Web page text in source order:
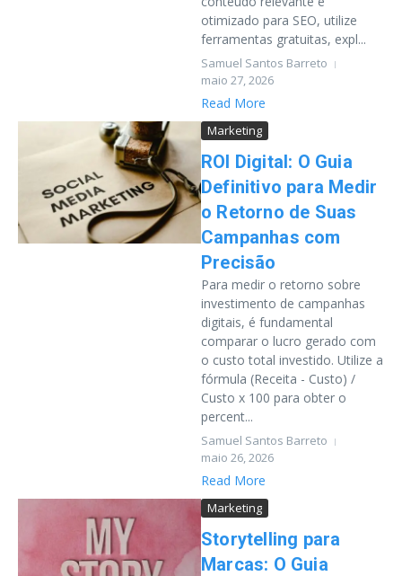
otimizado para SEO, utilize
ferramentas gratuitas, expl...
Samuel Santos Barreto
maio 27, 2026
Read More
Marketing
ROI Digital: O Guia
Definitivo para Medir
o Retorno de Suas
Campanhas com
Precisão
Para medir o retorno sobre
investimento de campanhas
digitais, é fundamental
comparar o lucro gerado com
o custo total investido. Utilize a
fórmula (Receita - Custo) /
Custo x 100 para obter o
percent...
Samuel Santos Barreto
maio 26, 2026
Read More
Marketing
Storytelling para
Marcas: O Guia